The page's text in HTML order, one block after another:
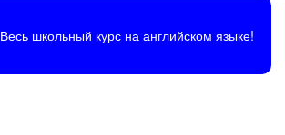
Весь школьный курс на английском языке!